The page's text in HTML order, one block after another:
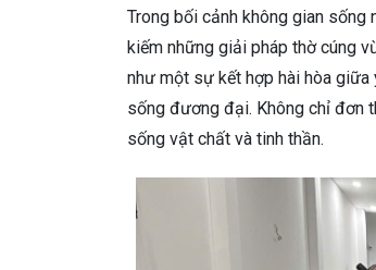
Trong bối cảnh không gian sống
kiếm những giải pháp thờ cúng
như một sự kết hợp hài hòa giữa
sống đương đại. Không chỉ đơn
sống vật chất và tinh thần.